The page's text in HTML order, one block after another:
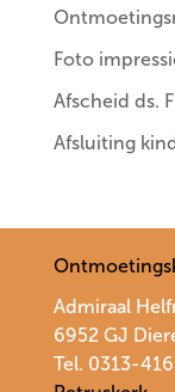
Foto
Afscheid ds.
Afsluiting
Admiraal
6952 GJ
Tel. 0313-